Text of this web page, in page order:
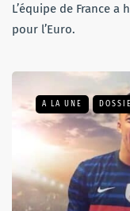
L’équipe de France
pour l’Euro.
A LA UNE